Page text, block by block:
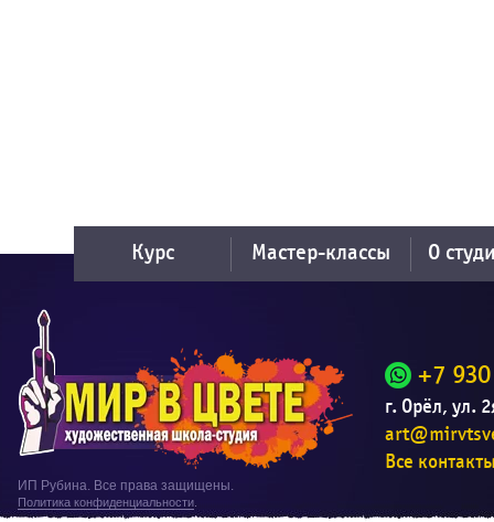
Курс Мастер-классы О
ИП Рубина. Все права защищены.
Политика конфиденциальности.
+7
г. Орёл, ул.
Все